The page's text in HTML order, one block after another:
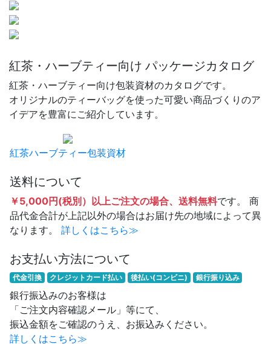
紅茶・ハーブティー向け パッケージカタログ
紅茶・ハーブティー向け包装資材のカタログです。
オリジナルのティーバッグを使った可愛い商品づくりのア
イデアを豊富にご紹介しています。
紅茶ハーブティー包装資材
送料について
￥5,000円(税別）以上ご注文の場合、送料無料です。 商
品代金合計が上記以外の場合はお届け先の地域によって異
なります。
詳しくはこちら≫
お支払い方法について
代金引換 クレジットカード払い 後払い(コンビニ) 銀行振り込み
銀行振込みのお客様は
「ご注文内容確認メール」等にて、
振込金額をご確認のうえ、お振込みください。
詳しくはこちら≫